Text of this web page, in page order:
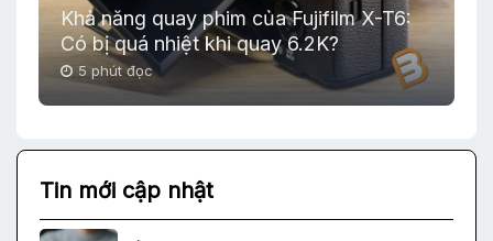
Khả năng quay phim của Fujifilm X-T6:
Có bị quá nhiệt khi quay 6.2K?
5 phút đọc
Tin mới cập nhật